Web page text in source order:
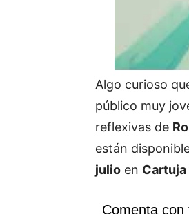
Algo curioso
público muy
reflexivas de
están
julio en Cartuja
Comenta con